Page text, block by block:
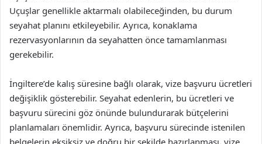
Uçuşlar genellikle aktarmalı olabileceğinden, bu durum
seyahat planını etkileyebilir. Ayrıca, konaklama
rezervasyonlarının da seyahatten önce tamamlanması
gerekebilir.
İngiltere’de kalış süresine bağlı olarak, vize başvuru ücretleri
değişiklik gösterebilir. Seyahat edenlerin, bu ücretleri ve
başvuru sürecini göz önünde bulundurarak bütçelerini
planlamaları önemlidir. Ayrıca, başvuru sürecinde istenilen
belgelerin eksiksiz ve doğru bir şekilde hazırlanması, vize